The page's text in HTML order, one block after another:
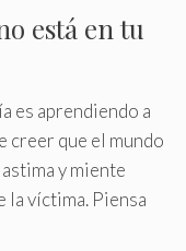
está en tu
es aprendiendo a
creer que el mundo
y miente
la víctima. Piensa